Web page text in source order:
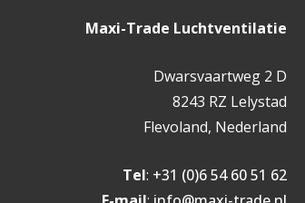
Maxi-Trade Luchtventilatie
Dwarsvaartweg 2 D
8243 RZ Lelystad
Flevoland, Nederland
Tel: +31 (0)6 54 60 51 62